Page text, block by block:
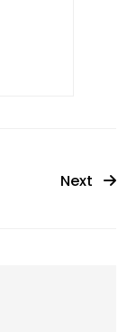
Next